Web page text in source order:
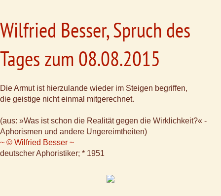
Wilfried Besser, Spruch des
Tages zum 08.08.2015
Die Armut ist hierzulande wieder im Steigen begriffen,
die geistige nicht einmal mitgerechnet.
(aus: »Was ist schon die Realität gegen die Wirklichkeit?« -
Aphorismen und andere Ungereimtheiten)
~ © Wilfried Besser ~
deutscher Aphoristiker; * 1951